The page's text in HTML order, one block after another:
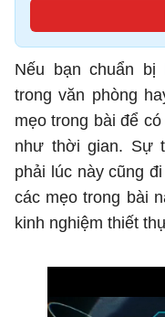
Nếu bạn chuẩn bị
trong văn phòng
mẹo trong bài để
như thời gian. Sự
phải lúc này cũng
các mẹo trong bài
kinh nghiệm thiết